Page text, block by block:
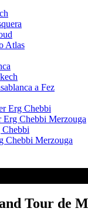
Atlas
a Fez
Erg Chebbi
Erg Chebbi Merzouga
Chebbi
Chebbi Merzouga
Tour de